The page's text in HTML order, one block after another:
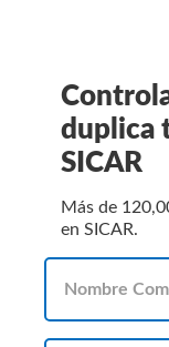
duplica
SICAR
Más de
en SICAR.